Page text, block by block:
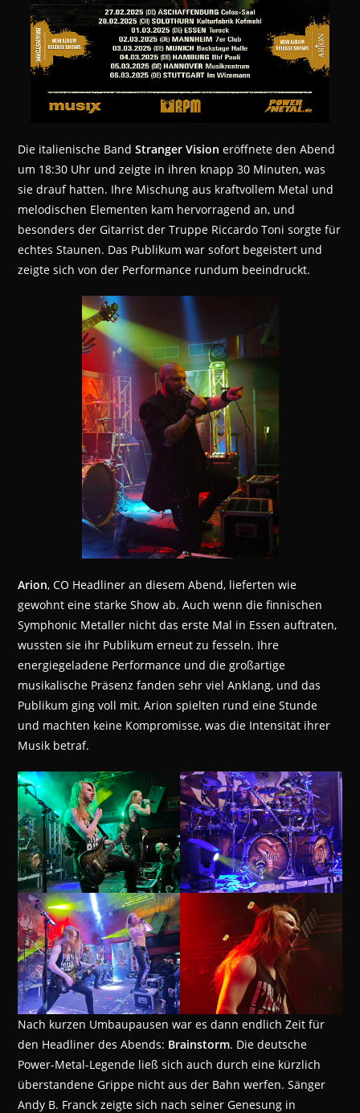
Die italienische BandStranger Vision eröffnete den Abend
um 18:30 Uhr und zeigte in ihren knapp 30 Minuten, was
sie drauf hatten. Ihre Mischung aus kraftvollem Metal und
melodischen Elementen kam hervorragend an, und
besonders der Gitarrist der Truppe Riccardo Toni sorgte für
echtes Staunen. Das Publikum war sofort begeistert und
zeigte sich von der Performance rundum beeindruckt.
Arion, CO Headliner an diesem Abend, lieferten wie
gewohnt eine starke Show ab. Auch wenn die finnischen
Symphonic Metaller nicht das erste Mal in Essen auftraten,
wussten sie ihr Publikum erneut zu fesseln. Ihre
energiegeladene Performance und die großartige
musikalische Präsenz fanden sehr viel Anklang, und das
Publikum ging voll mit. Arion spielten rund eine Stunde
und machten keine Kompromisse, was die Intensität ihrer
Musik betraf.
Nach kurzen Umbaupausen war es dann endlich Zeit für
den Headliner des Abends: Brainstorm. Die deutsche
Power-Metal-Legende ließ sich auch durch eine kürzlich
überstandene Grippe nicht aus der Bahn werfen. Sänger
Andy B. Franck zeigte sich nach seiner Genesung in